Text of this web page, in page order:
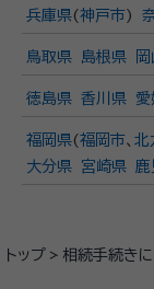
トップ 相続手続き
兵庫県(神戸市)
鳥取県 島根県
徳島県 香川県 愛
福岡県(福岡市、 北
大分県
宮崎県 鹿